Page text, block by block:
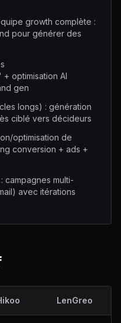
growth complète :
pour générer des
optimisation AI
gen
longs) : génération
ciblé vers décideurs
optimisation de
conversion + ads +
campagnes multi-
avec itérations
LenGreo